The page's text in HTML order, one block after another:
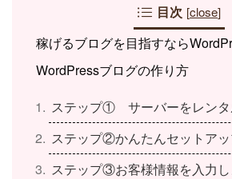
目次 [close]
稼げるブログを目指すなら
WordPressブログの作り方
ステップ① サーバーをレンタ
ステップ②かんたんセットアッ
ステップ③お客様情報を入力し